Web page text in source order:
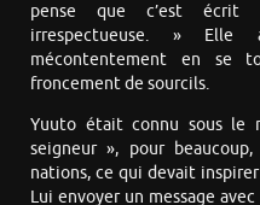
pense que c’est écrit
irrespectueuse. » Elle
mécontentement en se
froncement de sourcils.
Yuuto était connu sous le
seigneur », pour
nations, ce qui devait
Lui envoyer un message